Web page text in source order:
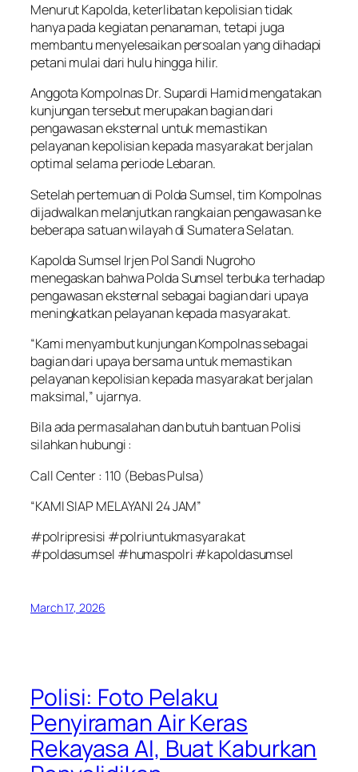
Menurut Kapolda, keterlibatan kepolisian tidak
hanya pada kegiatan penanaman, tetapi juga
membantu menyelesaikan persoalan yang dihadapi
petani mulai dari hulu hingga hilir.
Anggota Kompolnas Dr. Supardi Hamid mengatakan
kunjungan tersebut merupakan bagian dari
pengawasan eksternal untuk memastikan
pelayanan kepolisian kepada masyarakat berjalan
optimal selama periode Lebaran.
Setelah pertemuan di Polda Sumsel, tim Kompolnas
dijadwalkan melanjutkan rangkaian pengawasan ke
beberapa satuan wilayah di Sumatera Selatan.
Kapolda Sumsel Irjen Pol Sandi Nugroho
menegaskan bahwa Polda Sumsel terbuka terhadap
pengawasan eksternal sebagai bagian dari upaya
meningkatkan pelayanan kepada masyarakat.
“Kami menyambut kunjungan Kompolnas sebagai
bagian dari upaya bersama untuk memastikan
pelayanan kepolisian kepada masyarakat berjalan
maksimal,” ujarnya.
Bila ada permasalahan dan butuh bantuan Polisi
silahkan hubungi :
Call Center : 110 (Bebas Pulsa)
“KAMI SIAP MELAYANI 24 JAM”
#polripresisi #polriuntukmasyarakat
#poldasumsel #humaspolri #kapoldasumsel
March 17, 2026
Polisi: Foto Pelaku
Penyiraman Air Keras
Rekayasa AI, Buat Kaburkan